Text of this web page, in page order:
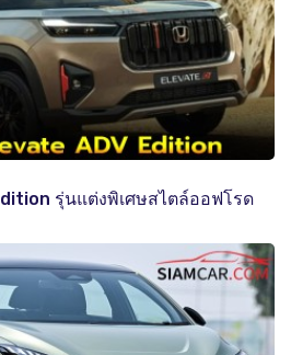
รุ่นแต่งพิเศษสไตล์ออฟโรด